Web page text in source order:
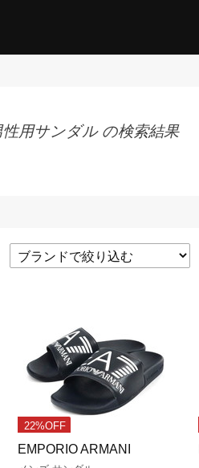
性用サンダル の検索結果
22%OFF
EMPORIO ARMANI